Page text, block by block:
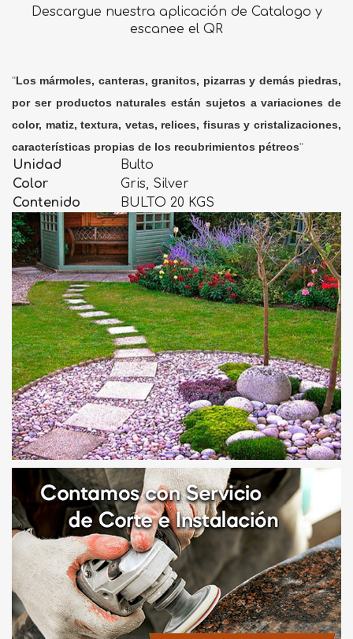
Descargue nuestra aplicación de Catalogo y
escanee el QR
"Los mármoles, canteras, granitos, pizarras y demás piedras,
por ser productos naturales están sujetos a variaciones de
color, matiz, textura, vetas, relices, fisuras y cristalizaciones,
características propias de los recubrimientos pétreos"
Unidad
Bulto
Color
Gris, Silver
Contenido
BULTO 20 KGS